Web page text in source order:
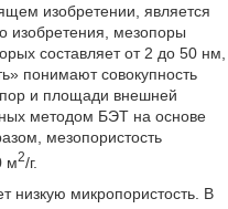
изобретении, является
изобретения, мезопоры
составляет от 2 до 50 нм,
понимают совокупность
и площади внешней
методом БЭТ на основе
мезопористость
м2/г.
низкую микропористость. В